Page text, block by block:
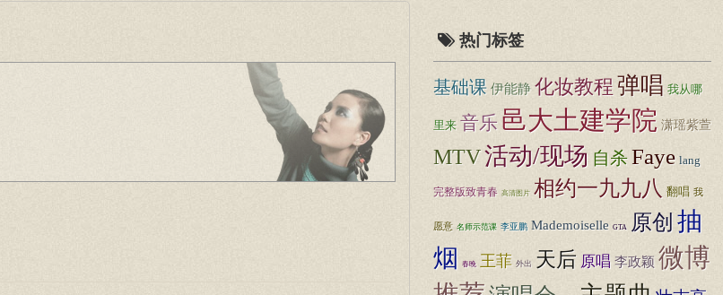
热门标签
基础课 伊能静 化妆教程 弹唱 我从哪
里来 音乐 邑大土建学院 潇瑶紫萱
MTV活动/现场 自杀Faye lang
完整版致青春 高清图片 相约一九九八 翻唱 我
愿意 名师示范课 李亚鹏 Mademoiselle GTA 原创 抽
烟 春晚 王菲 外出 天后 原唱 李政颖 微博